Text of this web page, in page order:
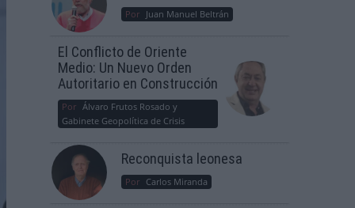
Por Juan Manuel Beltrán
El Conflicto de Oriente
Medio: Un Nuevo Orden
Autoritario en Construcción
Por Álvaro Frutos Rosado y
Gabinete Geopolítica de Crisis
Reconquista leonesa
Por Carlos Miranda